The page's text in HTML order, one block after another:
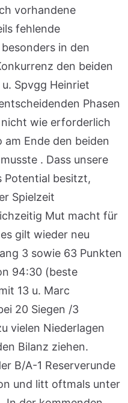
vorhandene
fehlende
in den
den beiden
Spvgg Heinriet
Phasen
wie erforderlich
Ende den beiden
. Dass unsere
Potential besitzt,
Spielzeit
Mut macht für
gilt wieder neu
3 sowie 63 Punkten
94:30 (beste
13 u. Marc
20 Siegen /3
vielen Niederlagen
Bilanz ziehen.
B/A-1 Reserverunde
und litt oftmals unter